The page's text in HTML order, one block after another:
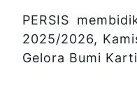
PERSIS
2025/2026,
Gelora Bumi